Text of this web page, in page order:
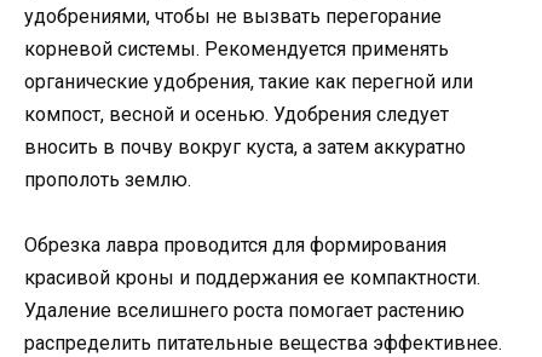
удобрениями, чтобы не вызвать перегорание
корневой системы. Рекомендуется применять
органические удобрения, такие как перегной или
компост, весной и осенью. Удобрения следует
вносить в почву вокруг куста, а затем аккуратно
прополоть землю.
Обрезка лавра проводится для формирования
красивой кроны и поддержания ее компактности.
Удаление вселишнего роста помогает растению
распределить питательные вещества эффективнее.